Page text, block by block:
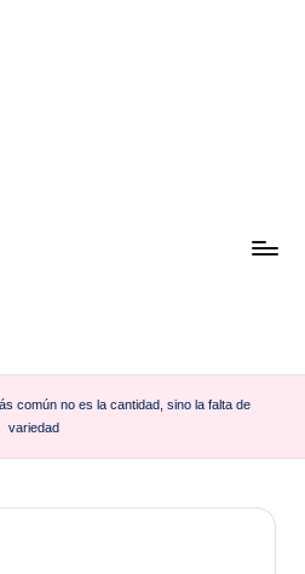
común no es la cantidad, sino la falta de
variedad